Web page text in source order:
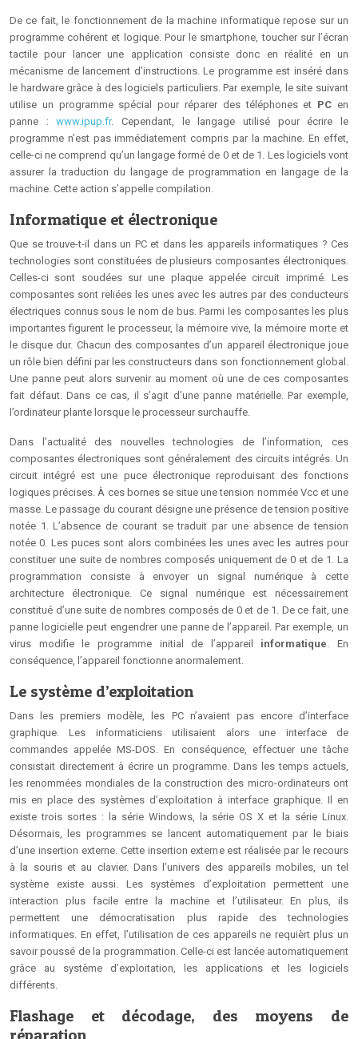
De ce fait, le fonctionnement de la machine informatique repose sur un
programme cohérent et logique. Pour le smartphone, toucher sur l’écran
tactile pour lancer une application consiste donc en réalité en un
mécanisme de lancement d’instructions. Le programme est inséré dans
le hardware grâce à des logiciels particuliers. Par exemple, le site suivant
utilise un programme spécial pour réparer des téléphones et PC en
panne :www.ipup.fr. Cependant, le langage utilisé pour écrire le
programme n’est pas immédiatement compris par la machine. En effet,
celle-ci ne comprend qu’un langage formé de 0 et de 1. Les logiciels vont
assurer la traduction du langage de programmation en langage de la
machine. Cette action s’appelle compilation.
Informatique et électronique
Que se trouve-t-il dans un PC et dans les appareils informatiques ? Ces
technologies sont constituées de plusieurs composantes électroniques.
Celles-ci sont soudées sur une plaque appelée circuit imprimé. Les
composantes sont reliées les unes avec les autres par des conducteurs
électriques connus sous le nom de bus. Parmi les composantes les plus
importantes figurent le processeur, la mémoire vive, la mémoire morte et
le disque dur. Chacun des composantes d’un appareil électronique joue
un rôle bien défini par les constructeurs dans son fonctionnement global.
Une panne peut alors survenir au moment où une de ces composantes
fait défaut. Dans ce cas, il s’agit d’une panne matérielle. Par exemple,
l’ordinateur plante lorsque le processeur surchauffe.
Dans l’actualité des nouvelles technologies de l’information, ces
composantes électroniques sont généralement des circuits intégrés. Un
circuit intégré est une puce électronique reproduisant des fonctions
logiques précises. À ces bornes se situe une tension nommée Vcc et une
masse. Le passage du courant désigne une présence de tension positive
notée 1. L’absence de courant se traduit par une absence de tension
notée 0. Les puces sont alors combinées les unes avec les autres pour
constituer une suite de nombres composés uniquement de 0 et de 1. La
programmation consiste à envoyer un signal numérique à cette
architecture électronique. Ce signal numérique est nécessairement
constitué d’une suite de nombres composés de 0 et de 1. De ce fait, une
panne logicielle peut engendrer une panne de l’appareil. Par exemple, un
virus modifie le programme initial de l’appareil
informatique. En
conséquence, l’appareil fonctionne anormalement.
Le système d’exploitation
Dans les premiers modèle, les PC n’avaient pas encore d’interface
graphique. Les informaticiens utilisaient alors une interface de
commandes appelée MS-DOS. En conséquence, effectuer une tâche
consistait directement à écrire un programme. Dans les temps actuels,
les renommées mondiales de la construction des micro-ordinateurs ont
mis en place des systèmes d’exploitation à interface graphique. Il en
existe trois sortes : la série Windows, la série OS X et la série Linux.
Désormais, les programmes se lancent automatiquement par le biais
d’une insertion externe. Cette insertion externe est réalisée par le recours
à la souris et au clavier. Dans l’univers des appareils mobiles, un tel
système existe aussi. Les systèmes d’exploitation permettent une
interaction plus facile entre la machine et l’utilisateur. En plus, ils
permettent une démocratisation plus rapide des technologies
informatiques. En effet, l’utilisation de ces appareils ne requièrt plus un
savoir poussé de la programmation. Celle-ci est lancée automatiquement
grâce au système d’exploitation, les applications et les logiciels
différents.
Flashage et décodage, des moyens de
réparation